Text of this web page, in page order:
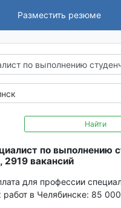
Разместить резюме
Найти
по выполнению
2919 вакансий
для профессии
работ в Челябинске: 85